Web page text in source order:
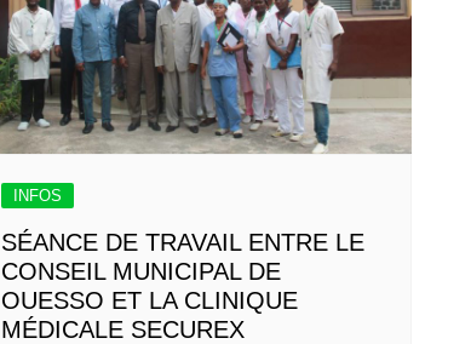
INFOS
SÉANCE DE TRAVAIL ENTRE LE
CONSEIL MUNICIPAL DE
OUESSO ET LA CLINIQUE
MÉDICALE SECUREX